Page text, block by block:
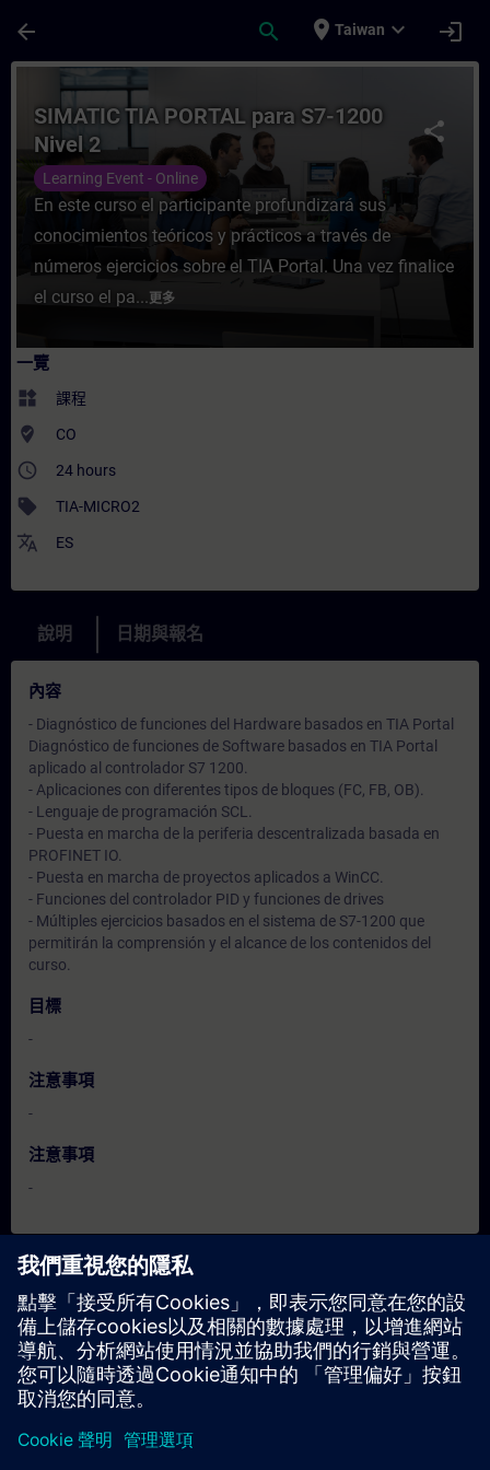
arrow_back search place Taiwan expand_more login
課程 - SIMATIC TIA PORTAL para S7-
share
SIMATIC TIA PORTAL para S7-1200
Nivel 2
Learning Event - Online
En este curso el participante profundizará sus
conocimientos teóricos y prácticos a través de
números ejercicios sobre el TIA Portal. Una vez finalice
el curso el pa...更多
一覽
widgets 課程
where_to_vote CO
access_time 24 hours
sell TIA-MICRO2
translate ES
說明 日期與報名
內容
- Diagnóstico de funciones del Hardware basados en TIA Portal
Diagnóstico de funciones de Software basados en TIA Portal
aplicado al controlador S7 1200.
- Aplicaciones con diferentes tipos de bloques (FC, FB, OB).
- Lenguaje de programación SCL.
- Puesta en marcha de la periferia descentralizada basada en
PROFINET IO.
- Puesta en marcha de proyectos aplicados a WinCC.
- Funciones del controlador PID y funciones de drives
- Múltiples ejercicios basados en el sistema de S7-1200 que
permitirán la comprensión y el alcance de los contenidos del
curso.
目標
-
注意事項
-
注意事項
-
目前沒有可用活動
請將您的姓名加入課程候補名單，一旦有新的開課日期，我們將
通知您。
啟用通知服務